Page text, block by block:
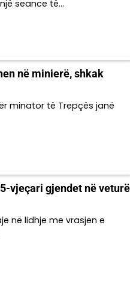
seance të…
në minierë, shkak
minator të Trepçës janë
vjeçari gjendet në veturë
në lidhje me vrasjen e